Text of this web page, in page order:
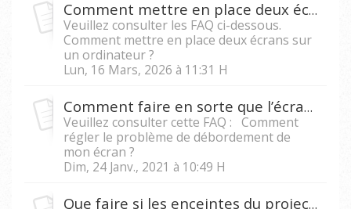
Comment mettre en place deux écrans sur un ordinateur ?
Veuillez consulter les FAQ ci-dessous.
Comment mettre en place deux écrans sur
un ordinateur ?
Lun, 16 Mars, 2026 à 11:31 H
Comment faire en sorte que l’écran soit à la bonne taille pour la zone d'affichage du projecteur ?
Veuillez consulter cette FAQ : Comment
régler le problème de débordement de
mon écran ?
Dim, 24 Janv., 2021 à 10:49 H
Que faire si les enceintes du projecteur n'émettent pas de son quand un PC/ordinateur portable est branché au projecteur ?